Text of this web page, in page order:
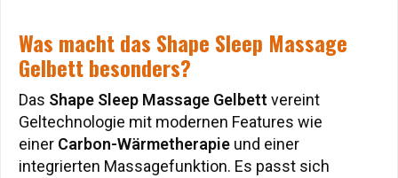
Was macht das Shape Sleep Massage
Gelbett besonders?
Das Shape Sleep Massage Gelbett vereint
Geltechnologie mit modernen Features wie
einer Carbon-Wärmetherapie und einer
integrierten Massagefunktion. Es passt sich
Was macht das Shape Sleep Massage
Gelbett besonders?
Das Shape Sleep Massage Gelbett vereint
Geltechnologie mit modernen Features wie
einer Carbon-Wärmetherapie und einer
integrierten Massagefunktion. Es passt sich